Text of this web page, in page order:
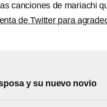
canciones de mariachi
de Twitter para
y su nuevo novio